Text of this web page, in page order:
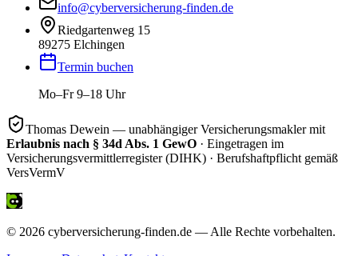
info@cyberversicherung-finden.de
Riedgartenweg 15
89275 Elchingen
Termin buchen
Mo–Fr 9–18 Uhr
Thomas Dewein — unabhängiger Versicherungsmakler mit
Erlaubnis nach § 34d Abs. 1 GewO · Eingetragen im
Versicherungsvermittlerregister (DIHK) · Berufshaftpflicht gemäß
VersVermV
© 2026 cyberversicherung-finden.de — Alle Rechte vorbehalten.